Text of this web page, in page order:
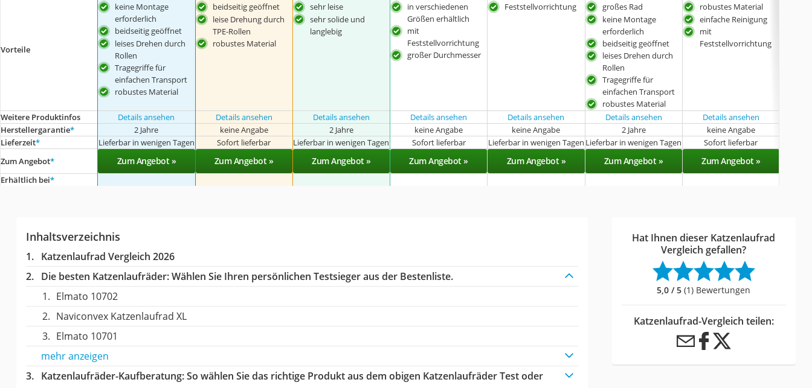
Vorteile
keine Montage
erforderlich
beidseitig geöffnet
leises Drehen durch
Rollen
Tragegriffe für
einfachen Transport
robustes Material
beidseitig geöffnet
leise Drehung durch
TPE-Rollen
robustes Material
sehr leise
sehr solide und
langlebig
in verschiedenen
Größen erhältlich
mit
Feststellvorrichtung
großer Durchmesser
Feststellvorrichtung
großes Rad
keine Montage
erforderlich
beidseitig geöffnet
leises Drehen durch
Rollen
Tragegriffe für
einfachen Transport
robustes Material
robustes Material
einfache Reinigung
mit
Feststellvorrichtung
Weitere Produktinfos Details ansehen Details ansehen Details ansehen Details ansehen Details ansehen Details ansehen Details ansehen
Herstellergarantie* 2 Jahre keine Angabe 2 Jahre keine Angabe keine Angabe 2 Jahre
keine Angabe
Lieferzeit* Lieferbar in wenigen Tagen Sofort lieferbar Lieferbar in wenigen Tagen Sofort lieferbar Lieferbar in wenigen Tagen Lieferbar in wenigen Tagen Sofort lieferbar
Zum Angebot* Zum Angebot » Zum Angebot » Zum Angebot » Zum Angebot » Zum Angebot » Zum Angebot » Zum Angebot »
Erhältlich bei*
Inhaltsverzeichnis
Katzenlaufrad Vergleich 2026
Die besten Katzenlaufräder:Wählen Sie Ihren persönlichen Testsieger aus der Bestenliste.
Elmato 10702
Naviconvex Katzenlaufrad XL
Elmato 10701
mehr anzeigen
Katzenlaufräder-Kaufberatung: So wählen Sie das richtige Produkt aus dem obigen Katzenlaufräder Test oder
Hat Ihnen dieser Katzenlaufrad
Vergleich gefallen?
5,0 / 5 (1) Bewertungen
Katzenlaufrad-Vergleich teilen: